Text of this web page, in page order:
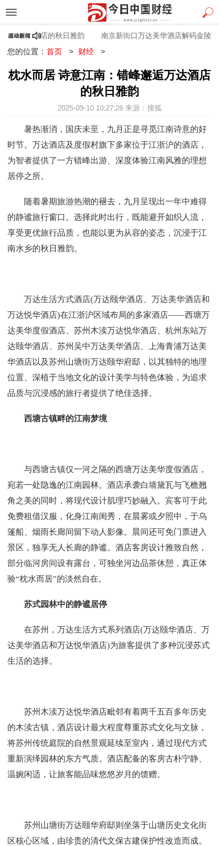
万达酒店的秋日雅韵
南京新街口万达美华酒店解码金陵文脉
您的位置： 首页 > 财经 >
枕水而居 诗意江南：错峰邂逅万达酒店
的秋日雅韵
2025-09-10 10:27:26 来源：搜狐
暑热渐消，国庆未至，九月正是寻觅江南诗意的好
时节。万达酒店及度假村旗下多家位于江浙沪的酒店，
为智者提供了一方错峰出游、深度体验江南风雅的理想
居停之所。
随着暑期旅游热潮的褪去，九月呈现出一年中难得
的静谧旅行窗口。选择此时出行，既能避开如织人流，
享受更优旅行品质，也能以更为从容的姿态，沉浸于江
南水乡的秋日雅韵。
万达生活方式酒店(万达颐华酒店、万达美华酒店和
万达悦华酒店)在江浙沪区域布局的多家酒店——西塘万
达美华度假酒店、苏州木渎万达悦华酒店、杭州东站万
达颐华酒店、苏州吴中万达美华酒店、上海青浦万达美
华酒店以及苏州山塘街万达颐华府邸，以其独特的地理
位置、深植于当地文化的设计美学与特色体验，为追求
品质与沉浸感的旅行者提供了绝佳选择。
西塘古镇畔的江南梦境
与西塘古镇仅一河之隔的西塘万达美华度假酒店，
宛若一处隐逸的江南园林。酒店承袭白墙黛瓦与飞檐翘
角之美的同时，将现代设计肌理巧妙融入。宾客可于此
免费租借汉服，化身江南闺秀，在晨雾或夕照中，于乌
篷船、烟雨长廊间留下动人影像。晨间还可免门票进入
景区，独享无人长廊的静谧。酒店客房设计雅致自然，
部分临河房间设有露台，可独坐河边品茶休憩，真正体
验“枕水而居”的淡然自在。
苏式园林中的静谧居停
在苏州，万达生活方式系列酒店(万达颐华酒店、万
达美华酒店和万达悦华酒店)为旅客提供了多种沉浸苏式
生活的选择。
苏州木渎万达悦华酒店毗邻有着两千五百多年历史
的木渎古镇，酒店设计最大程度尊重苏式文化与文脉，
将苏州传统庭院的自然景观延续至室内，通过现代方式
重新演绎园林的东方气质。酒店配备的客房古朴宁静、
温婉闲适，让旅客能品味悠悠岁月的馈赠。
苏州山塘街万达颐华府邸则坐落于山塘历史文化街
区核心区域，由珍贵的清代文保古建保护性改造而成。